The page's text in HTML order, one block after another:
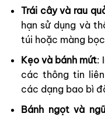
Trái cây và rau
hạn sử dụng và
túi hoặc màng
Kẹo và bánh mứt:
các thông tin
các dạng bao bì
Bánh ngọt và